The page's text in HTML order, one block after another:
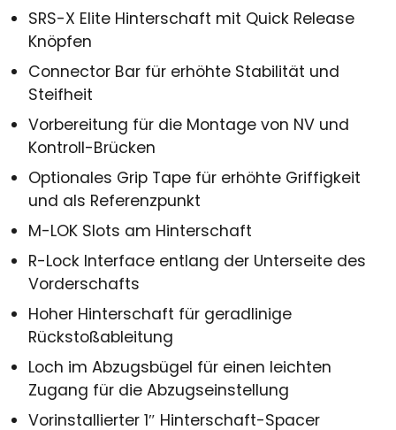
SRS-X Elite Hinterschaft mit Quick Release
Knöpfen
Connector Bar für erhöhte Stabilität und
Steifheit
Vorbereitung für die Montage von NV und
Kontroll-Brücken
Optionales Grip Tape für erhöhte Griffigkeit
und als Referenzpunkt
M-LOK Slots am Hinterschaft
R-Lock Interface entlang der Unterseite des
Vorderschafts
Hoher Hinterschaft für geradlinige
Rückstoßableitung
Loch im Abzugsbügel für einen leichten
Zugang für die Abzugseinstellung
Vorinstallierter 1″ Hinterschaft-Spacer